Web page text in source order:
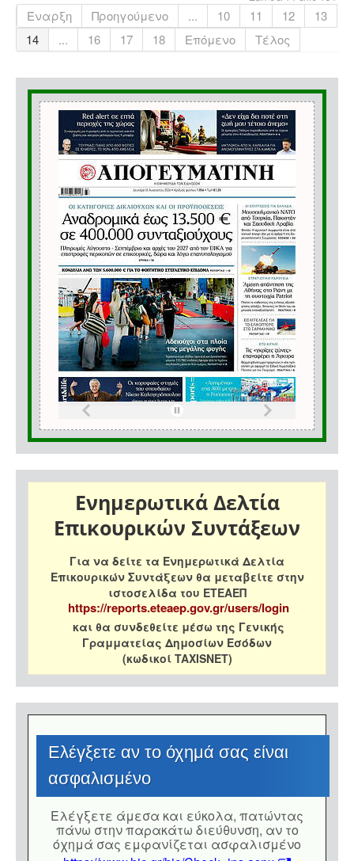
Έναρξη Προηγούμενο ... 10 11 12
13
14
... 16 17 18 Επόμενο Τέλος
Ενημερωτικά Δελτία
Επικουρικών Συντάξεων
Για να δείτε τα Ενημερωτικά Δελτία
Επικουρικών Συντάξεων θα μεταβείτε στην
ιστοσελίδα του ΕΤΕΑΕΠ
https://reports.eteaep.gov.gr/users/login
και θα συνδεθείτε μέσω της Γενικής
Γραμματείας Δημοσίων Εσόδων
(κωδικοί TAXISNET)
Eλέγξετε αν το όχημά σας είναι
ασφαλισμένο
Eλέγξετε άμεσα και εύκολα, πατώντας
πάνω στην παρακάτω διεύθυνση, αν το
όχημά σας εμφανίζεται ασφαλισμένο